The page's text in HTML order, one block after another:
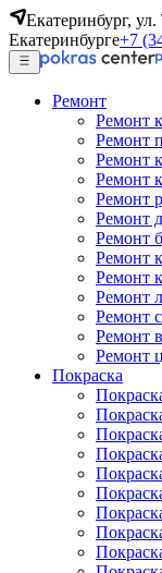
Екатеринбург,
Екатеринбурге+7
Ремонт
Ремонт
Ремонт
Ремонт
Ремонт
Ремонт
Ремонт
Ремонт
Ремонт
Ремонт
Ремонт
Ремонт
Ремонт
Ремонт
Покраска